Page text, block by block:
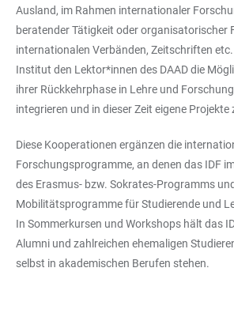
Ausland, im Rahmen internationaler
beratender Tätigkeit oder organisatorischer
internationalen Verbänden, Zeitschriften
Institut den Lektor*innen des DAAD die
ihrer Rückkehrphase in Lehre und
integrieren und in dieser Zeit eigene Projekte
Diese Kooperationen ergänzen die
Forschungsprogramme, an denen das IDF
des Erasmus- bzw. Sokrates-Programms
Mobilitätsprogramme für Studierende und
In Sommerkursen und Workshops hält das
Alumni und zahlreichen ehemaligen
selbst in akademischen Berufen stehen.